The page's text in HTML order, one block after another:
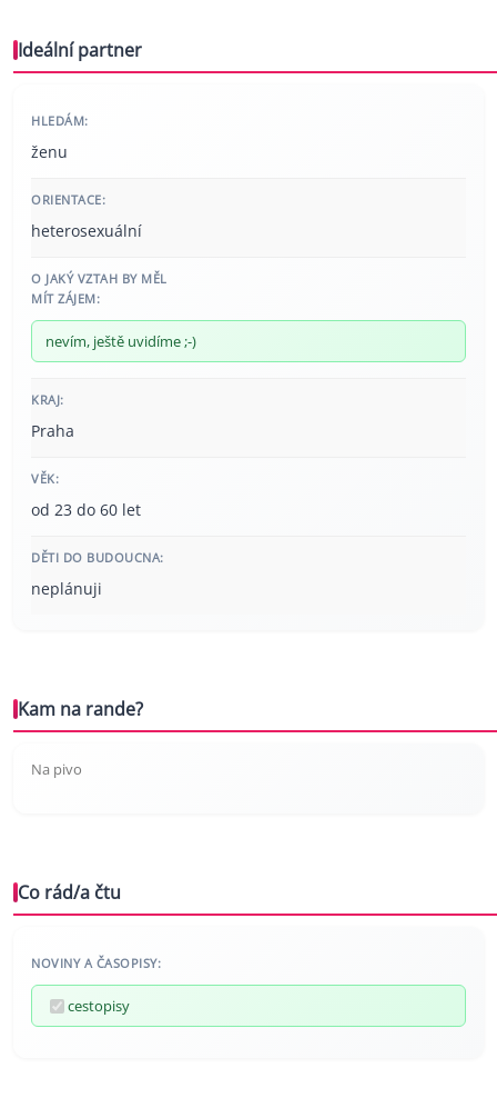
Ideální partner
HLEDÁM:
ženu
ORIENTACE:
heterosexuální
O JAKÝ VZTAH BY MĚL
MÍT ZÁJEM:
nevím, ještě uvidíme ;-)
KRAJ:
Praha
VĚK:
od 23 do 60 let
DĚTI DO BUDOUCNA:
neplánuji
Kam na rande?
Na pivo
Co rád/a čtu
NOVINY A ČASOPISY:
cestopisy